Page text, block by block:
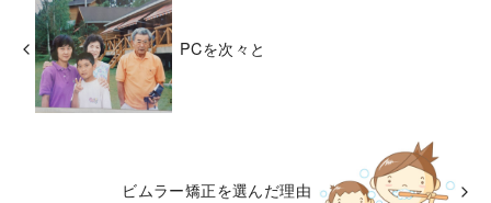
PCを次々と
ビムラー矯正を選んだ理由